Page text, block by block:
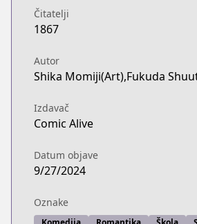
Čitatelji
1867
Autor
Shika Momiji(Art),Fukuda
Izdavač
Comic Alive
Datum objave
9/27/2024
Oznake